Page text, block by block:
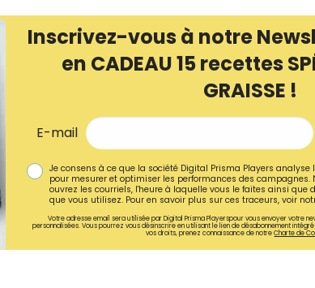
Inscrivez-vous à notre
en CADEAU 15 recettes
GRAISSE !
E-mail
Je consens à ce que la société Digital Prisma Players analyse
pour mesurer et optimiser les performances des campagnes.
ouvrez les courriels, l'heure à laquelle vous le faites ainsi
que vous utilisez. Pour en savoir plus sur ces traceurs, voir
Votre adresse email sera utilisée par Digital Prisma Playerspour vous envoyer votre
personnalisées. Vous pourrez vous désinscrire en utilisant le lien de désabonnement
vos droits, prenez connaissance de notreCharte de